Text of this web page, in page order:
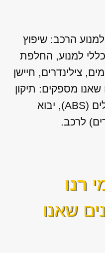
הרכב: שיפוץ
למנוע, החלפת
צילינדרים, חיישן
שאנו מספקים: תיקון
מערכת למניעת נעילת גלגלים (ABS), יבוא
לרכב.
רנו
שאנו